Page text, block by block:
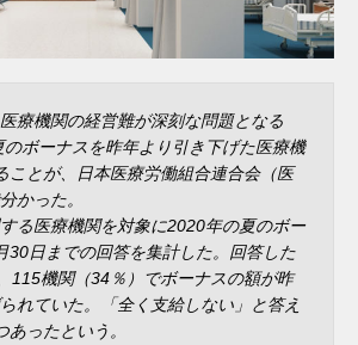
療機関の経営難が深刻な問題となる
ボーナスを昨年より引き下げた医療機
ことが、日本医療労働組合連合会（医
かった。
る医療機関を対象に2020年の夏のボー
30日までの回答を集計した。回答した
115機関（34％）でボーナスの額が昨
れていた。「全く支給しない」と答え
あったという。